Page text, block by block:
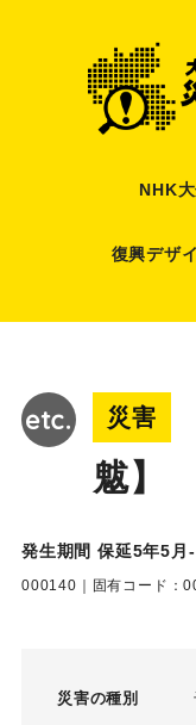
NHK
復興デザ
災害
魃】
発生期間 保延5年5月-
000140｜固有コード：
災害の種別